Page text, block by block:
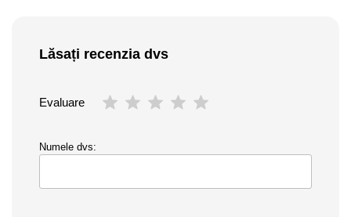
Lăsați recenzia dvs
Evaluare
Numele dvs: